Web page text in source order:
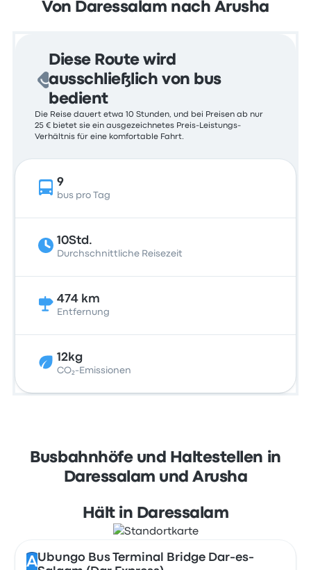
Von Daressalam nach Arusha
Diese Route wird
ausschließlich von bus
bedient
Die Reise dauert etwa 10 Stunden, und bei Preisen ab nur
25 € bietet sie ein ausgezeichnetes Preis-Leistungs-
Verhältnis für eine komfortable Fahrt.
9
bus pro Tag
10Std.
Durchschnittliche Reisezeit
474 km
Entfernung
12kg
CO₂-Emissionen
Busbahnhöfe und Haltestellen in
Daressalam und Arusha
Hält in Daressalam
AUbungo Bus Terminal Bridge Dar-es-